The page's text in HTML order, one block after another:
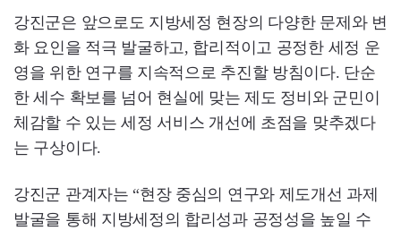
강진군은 앞으로도 지방세정 현장의 다양한 문제와 변
화 요인을 적극 발굴하고, 합리적이고 공정한 세정 운
영을 위한 연구를 지속적으로 추진할 방침이다. 단순
한 세수 확보를 넘어 현실에 맞는 제도 정비와 군민이
체감할 수 있는 세정 서비스 개선에 초점을 맞추겠다
는 구상이다.
강진군 관계자는 “현장 중심의 연구와 제도개선 과제
발굴을 통해 지방세정의 합리성과 공정성을 높일 수